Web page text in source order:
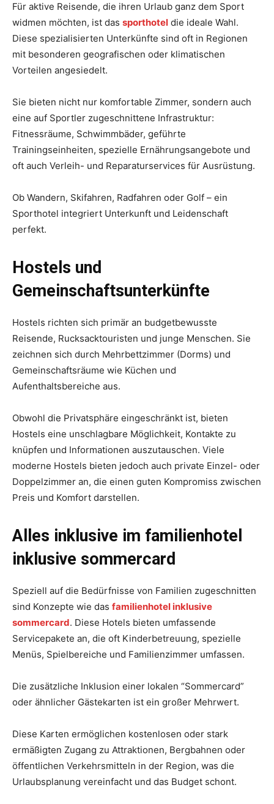
Für aktive Reisende, die ihren Urlaub ganz dem Sport
widmen möchten, ist das sporthotel die ideale Wahl.
Diese spezialisierten Unterkünfte sind oft in Regionen
mit besonderen geografischen oder klimatischen
Vorteilen angesiedelt.
Sie bieten nicht nur komfortable Zimmer, sondern auch
eine auf Sportler zugeschnittene Infrastruktur:
Fitnessräume, Schwimmbäder, geführte
Trainingseinheiten, spezielle Ernährungsangebote und
oft auch Verleih- und Reparaturservices für Ausrüstung.
Ob Wandern, Skifahren, Radfahren oder Golf – ein
Sporthotel integriert Unterkunft und Leidenschaft
perfekt.
Hostels und
Gemeinschaftsunterkünfte
Hostels richten sich primär an budgetbewusste
Reisende, Rucksacktouristen und junge Menschen. Sie
zeichnen sich durch Mehrbettzimmer (Dorms) und
Gemeinschaftsräume wie Küchen und
Aufenthaltsbereiche aus.
Obwohl die Privatsphäre eingeschränkt ist, bieten
Hostels eine unschlagbare Möglichkeit, Kontakte zu
knüpfen und Informationen auszutauschen. Viele
moderne Hostels bieten jedoch auch private Einzel- oder
Doppelzimmer an, die einen guten Kompromiss zwischen
Preis und Komfort darstellen.
Alles inklusive im familienhotel
inklusive sommercard
Speziell auf die Bedürfnisse von Familien zugeschnitten
sind Konzepte wie das familienhotel inklusive
sommercard. Diese Hotels bieten umfassende
Servicepakete an, die oft Kinderbetreuung, spezielle
Menüs, Spielbereiche und Familienzimmer umfassen.
Die zusätzliche Inklusion einer lokalen “Sommercard”
oder ähnlicher Gästekarten ist ein großer Mehrwert.
Diese Karten ermöglichen kostenlosen oder stark
ermäßigten Zugang zu Attraktionen, Bergbahnen oder
öffentlichen Verkehrsmitteln in der Region, was die
Urlaubsplanung vereinfacht und das Budget schont.